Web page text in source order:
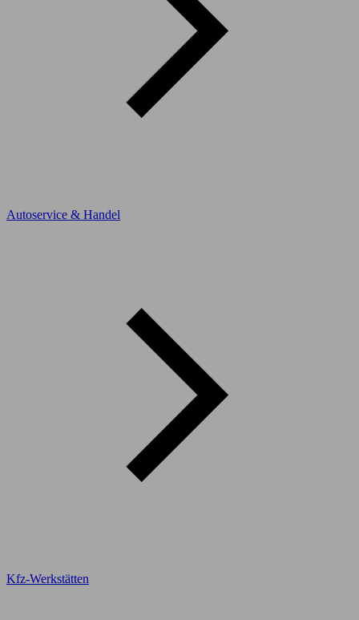
Autoservice & Handel
Kfz-Werkstätten